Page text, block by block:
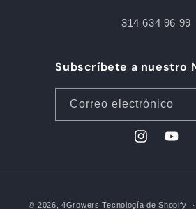
314 634 96 99
Subscríbete a nuestro
Correo electrónico
Instagram
© 2026,4Growers Tecnología de Shopify